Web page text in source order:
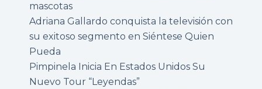
mascotas
Adriana Gallardo conquista la televisión con
su exitoso segmento en Siéntese Quien
Pueda
Pimpinela Inicia En Estados Unidos Su
Nuevo Tour “Leyendas”